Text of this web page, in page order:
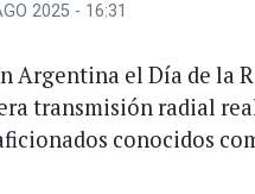
2025 - 16:31
Argentina el Día de la
transmisión radial
conocidos